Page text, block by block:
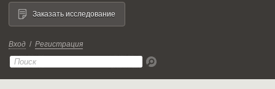
Вход / Регистрация
Заказать исследование